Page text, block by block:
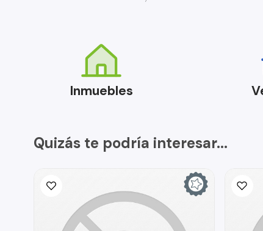
Inmuebles
Quizás te podría interesar...